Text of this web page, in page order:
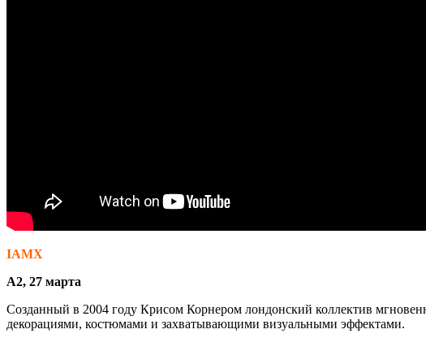
IAMX
А2, 27 марта
Созданный в 2004 году Крисом Корнером лондонский коллектив
декорациями, костюмами и захватывающими визуальными эффектами.